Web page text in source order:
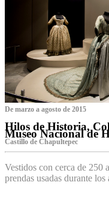
De marzo a agosto de 2015
Hilos de Historia,
Museo Nacional de
Castillo de Chapultepec
Vestidos con cerca de 250
prendas usadas durante